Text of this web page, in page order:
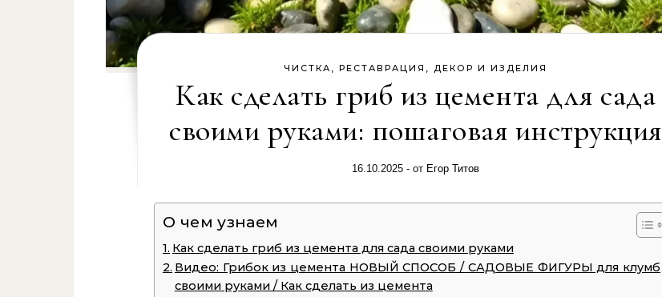
ЧИСТКА, РЕСТАВРАЦИЯ, ДЕКОР И ИЗДЕЛИЯ
Как сделать гриб из цемента для сада
своими руками: пошаговая инструкция
16.10.2025 - от Егор Титов
О чем узнаем
Как сделать гриб из цемента для сада своими руками
Видео: Грибок из цемента НОВЫЙ СПОСОБ / САДОВЫЕ ФИГУРЫ для клумб
своими руками / Как сделать из цемента